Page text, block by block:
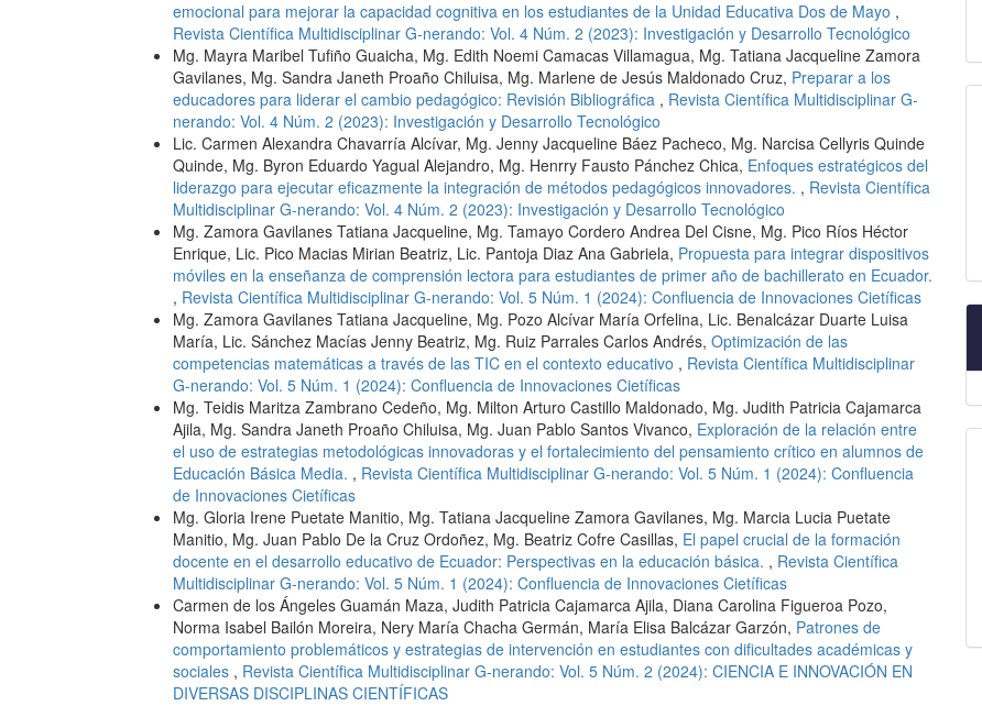
emocional para mejorar la capacidad cognitiva en los estudiantes de la Unidad Educativa Dos de Mayo ,
Revista Científica Multidisciplinar G-nerando: Vol. 4 Núm. 2 (2023): Investigación y Desarrollo Tecnológico
Mg. Mayra Maribel Tufiño Guaicha, Mg. Edith Noemi Camacas Villamagua, Mg. Tatiana Jacqueline Zamora
Gavilanes, Mg. Sandra Janeth Proaño Chiluisa, Mg. Marlene de Jesús Maldonado Cruz, Preparar a los
educadores para liderar el cambio pedagógico: Revisión Bibliográfica , Revista Científica Multidisciplinar G-
nerando: Vol. 4 Núm. 2 (2023): Investigación y Desarrollo Tecnológico
Lic. Carmen Alexandra Chavarría Alcívar, Mg. Jenny Jacqueline Báez Pacheco, Mg. Narcisa Cellyris Quinde
Quinde, Mg. Byron Eduardo Yagual Alejandro, Mg. Henrry Fausto Pánchez Chica, Enfoques estratégicos del
liderazgo para ejecutar eficazmente la integración de métodos pedagógicos innovadores. , Revista Científica
Multidisciplinar G-nerando: Vol. 4 Núm. 2 (2023): Investigación y Desarrollo Tecnológico
Mg. Zamora Gavilanes Tatiana Jacqueline, Mg. Tamayo Cordero Andrea Del Cisne, Mg. Pico Ríos Héctor
Enrique, Lic. Pico Macias Mirian Beatriz, Lic. Pantoja Diaz Ana Gabriela, Propuesta para integrar dispositivos
móviles en la enseñanza de comprensión lectora para estudiantes de primer año de bachillerato en Ecuador.
, Revista Científica Multidisciplinar G-nerando: Vol. 5 Núm. 1 (2024): Confluencia de Innovaciones Cietíficas
Mg. Zamora Gavilanes Tatiana Jacqueline, Mg. Pozo Alcívar María Orfelina, Lic. Benalcázar Duarte Luisa
María, Lic. Sánchez Macías Jenny Beatriz, Mg. Ruiz Parrales Carlos Andrés, Optimización de las
competencias matemáticas a través de las TIC en el contexto educativo , Revista Científica Multidisciplinar
G-nerando: Vol. 5 Núm. 1 (2024): Confluencia de Innovaciones Cietíficas
Mg. Teidis Maritza Zambrano Cedeño, Mg. Milton Arturo Castillo Maldonado, Mg. Judith Patricia Cajamarca
Ajila, Mg. Sandra Janeth Proaño Chiluisa, Mg. Juan Pablo Santos Vivanco, Exploración de la relación entre
el uso de estrategias metodológicas innovadoras y el fortalecimiento del pensamiento crítico en alumnos de
Educación Básica Media. , Revista Científica Multidisciplinar G-nerando: Vol. 5 Núm. 1 (2024): Confluencia
de Innovaciones Cietíficas
Mg. Gloria Irene Puetate Manitio, Mg. Tatiana Jacqueline Zamora Gavilanes, Mg. Marcia Lucia Puetate
Manitio, Mg. Juan Pablo De la Cruz Ordoñez, Mg. Beatriz Cofre Casillas, El papel crucial de la formación
docente en el desarrollo educativo de Ecuador: Perspectivas en la educación básica. , Revista Científica
Multidisciplinar G-nerando: Vol. 5 Núm. 1 (2024): Confluencia de Innovaciones Cietíficas
Carmen de los Ángeles Guamán Maza, Judith Patricia Cajamarca Ajila, Diana Carolina Figueroa Pozo,
Norma Isabel Bailón Moreira, Nery María Chacha Germán, María Elisa Balcázar Garzón, Patrones de
comportamiento problemáticos y estrategias de intervención en estudiantes con dificultades académicas y
sociales , Revista Científica Multidisciplinar G-nerando: Vol. 5 Núm. 2 (2024): CIENCIA E INNOVACIÓN EN
DIVERSAS DISCIPLINAS CIENTÍFICAS